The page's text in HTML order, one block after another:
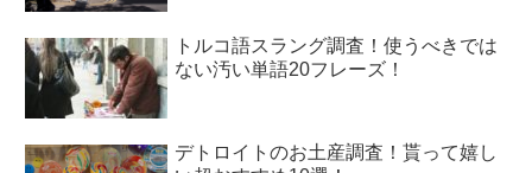
トルコ語スラング調査！使うべきでは
ない汚い単語20フレーズ！
デトロイトのお土産調査！貰って嬉し